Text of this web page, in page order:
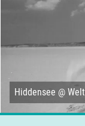
Hiddensee @